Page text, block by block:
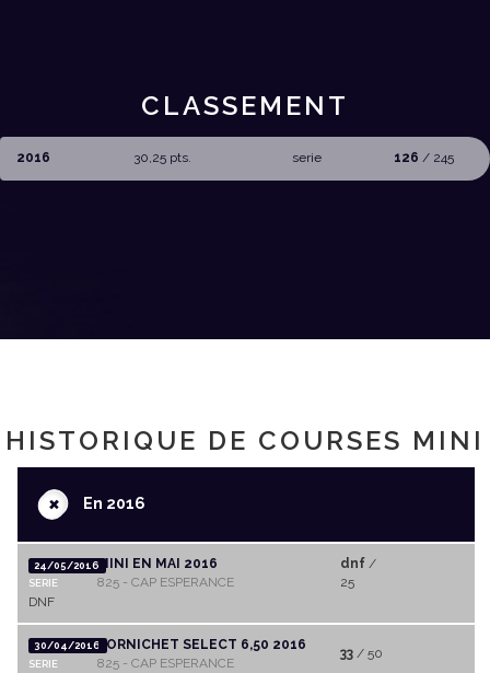
CLASSEMENT
2016 30,25 pts. serie 126 / 245
HISTORIQUE DE COURSES MINI
+En 2016
24/05/2016
SERIE
MINI EN MAI 2016
825 - CAP ESPERANCE
dnf/
25
DNF
30/04/2016
SERIE
PORNICHET SELECT 6,50 2016
825 - CAP ESPERANCE
33/ 50